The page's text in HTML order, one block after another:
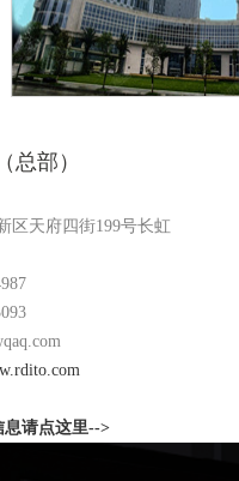
总部）
区天府四街199号长虹
请点这里-->